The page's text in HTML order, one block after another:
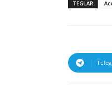
TEGLAR